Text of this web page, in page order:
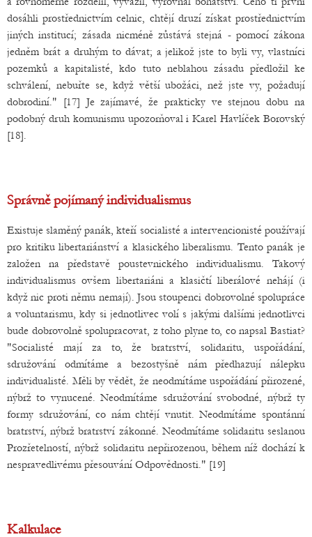
dosáhli prostřednictvím celnic, chtějí druzí získat prostřednictvím
jiných institucí; zásada nicméně zůstává stejná - pomocí zákona
jedněm brát a druhým to dávat; a jelikož jste to byli vy, vlastníci
pozemků a kapitalisté, kdo tuto neblahou zásadu předložil ke
schválení, nebuřte se, když větší ubožáci, než jste vy, požadují
dobrodiní." [17] Je zajímavé, že prakticky ve stejnou dobu na
podobný druh komunismu upozorňoval i Karel Havlíček Borovský
[18].
Správně pojímaný individualismus
Existuje slaměný panák, kteří socialisté a intervencionisté používají
pro kritiku libertariánství a klasického liberalismu. Tento panák je
založen na představě poustevnického individualismu. Takový
individualismus ovšem libertariáni a klasičtí liberálové nehájí (i
když nic proti němu nemají). Jsou stoupenci dobrovolné spolupráce
a voluntarismu, kdy si jednotlivec volí s jakými dalšími jednotlivci
bude dobrovolně spolupracovat, z toho plyne to, co napsal Bastiat?
"Socialisté mají za to, že bratrství, solidaritu, uspořádání,
sdružování odmítáme a bezostyšně nám předhazují nálepku
individualisté. Měli by vědět, že neodmítáme uspořádání přirozené,
nýbrž to vynucené. Neodmítáme sdružování svobodné, nýbrž ty
formy sdružování, co nám chtějí vnutit. Neodmítáme spontánní
bratrství, nýbrž bratrství zákonné. Neodmítáme solidaritu seslanou
Prozřetelností, nýbrž solidaritu nepřirozenou, během níž dochází k
nespravedlivému přesouvání Odpovědnosti." [19]
Kalkulace